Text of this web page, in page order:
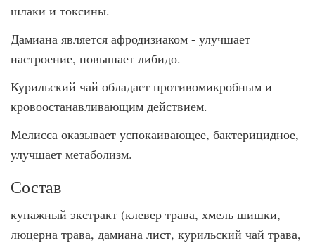
шлаки и токсины.
Дамиана является афродизиаком - улучшает
настроение, повышает либидо.
Курильский чай обладает противомикробным и
кровоостанавливающим действием.
Мелисса оказывает успокаивающее, бактерицидное,
улучшает метаболизм.
Состав
купажный экстракт (клевер трава, хмель шишки,
люцерна трава, дамиана лист, курильский чай трава,